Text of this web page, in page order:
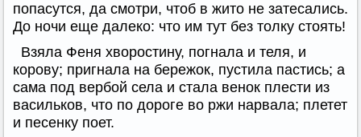
попасутся, да смотри, чтоб в жито не затесались.
До ночи еще далеко: что им тут без толку стоять!
Взяла Феня хворостину, погнала и теля, и
корову; пригнала на бережок, пустила пастись; а
сама под вербой села и стала венок плести из
васильков, что по дороге во ржи нарвала; плетет
и песенку поет.